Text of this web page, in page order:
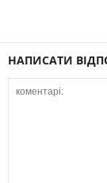
НАПИСАТИ